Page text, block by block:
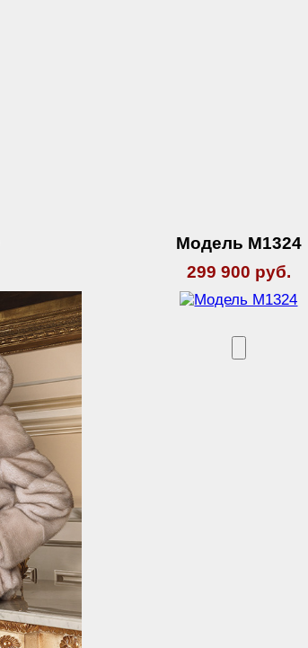
Модель М1324
299 900 руб.